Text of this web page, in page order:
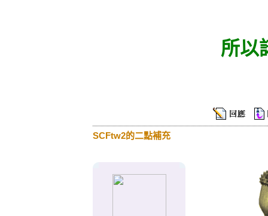
所以
SCFtw2的二點補充